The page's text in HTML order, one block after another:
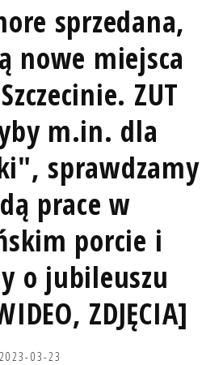
sprzedana,
nowe miejsca
ZUT
m.in. dla
sprawdzamy
prace w
porcie i
o jubileuszu
ZDJĘCIA]
2023-03-23